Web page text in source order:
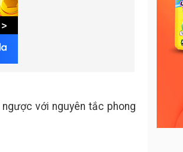
với nguyên tắc phong